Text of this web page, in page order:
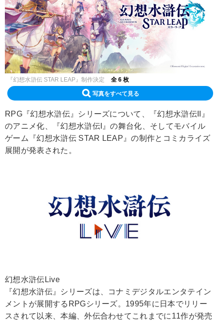
『幻想水滸伝 STAR LEAP』制作決定 全 6 枚
写真をすべて見る
RPG『幻想水滸伝』シリーズについて、『幻想水滸伝II』
のアニメ化、『幻想水滸伝I』の舞台化、そしてモバイル
ゲーム『幻想水滸伝 STAR LEAP』の制作とコミカライズ
展開が発表された。
幻想水滸伝Live
『幻想水滸伝』シリーズは、コナミデジタルエンタテイン
メントが展開するRPGシリーズ。1995年に日本でリリー
スされて以来、本編、外伝合わせてこれまでに11作が発売